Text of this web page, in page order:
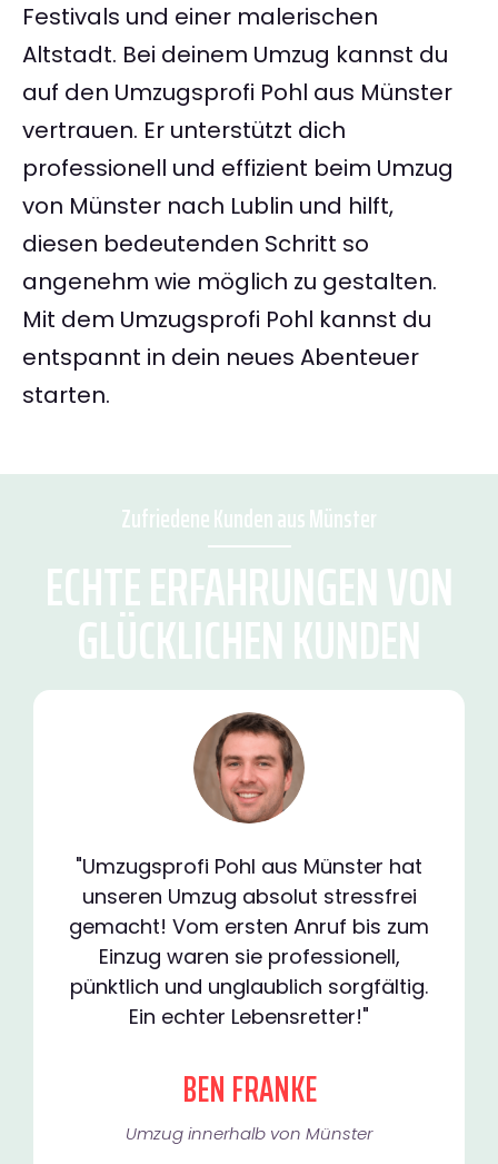
Festivals und einer malerischen
Altstadt. Bei deinem Umzug kannst du
auf den Umzugsprofi Pohl aus Münster
vertrauen. Er unterstützt dich
professionell und effizient beim Umzug
von Münster nach Lublin und hilft,
diesen bedeutenden Schritt so
angenehm wie möglich zu gestalten.
Mit dem Umzugsprofi Pohl kannst du
entspannt in dein neues Abenteuer
starten.
Zufriedene Kunden aus Münster
ECHTE ERFAHRUNGEN VON
GLÜCKLICHEN KUNDEN
"Umzugsprofi Pohl aus Münster hat
unseren Umzug absolut stressfrei
gemacht! Vom ersten Anruf bis zum
Einzug waren sie professionell,
pünktlich und unglaublich sorgfältig.
Ein echter Lebensretter!"
BEN FRANKE
Umzug innerhalb von Münster​